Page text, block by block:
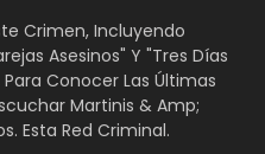
Crimen, Incluyendo
Asesinos" Y "Tres Días
Conocer Las Últimas
Martinis & Amp;
Esta Red Criminal.